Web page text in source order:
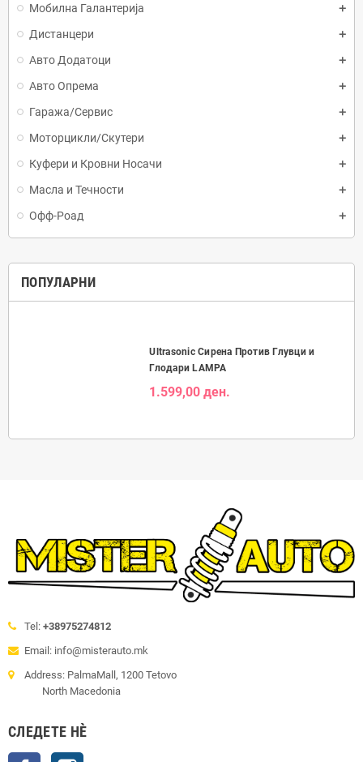
Мобилна Галантерија
Дистанцери
Авто Додатоци
Авто Опрема
Гаража/Сервис
Моторцикли/Скутери
Куфери и Кровни Носачи
Масла и Течности
Офф-Роад
ПОПУЛАРНИ
Ultrasonic Сирена Против Глувци и
Глодари LAMPA
1.599,00 ден.
Tel: +38975274812
Email: info@misterauto.mk
Address: PalmaMall, 1200 Tetovo
North Macedonia
СЛЕДЕТЕ НÈ